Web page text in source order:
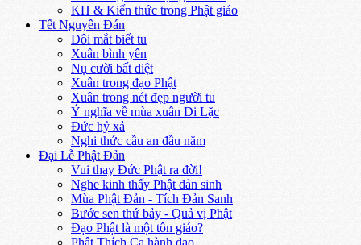
KH & Kiến thức trong Phật giáo
Tết Nguyên Đán
Đôi mắt biết tu
Xuân bình yên
Nụ cười bất diệt
Xuân trong đạo Phật
Xuân trong nét đẹp người tu
Ý nghĩa về mùa xuân Di Lặc
Đức hỷ xả
Nghi thức cầu an đầu năm
Đại Lễ Phật Đản
Vui thay Đức Phật ra đời!
Nghe kinh thấy Phật đản sinh
Mùa Phật Đản - Tích Đản Sanh
Bước sen thứ bảy - Quả vị Phật
Đạo Phật là một tôn giáo?